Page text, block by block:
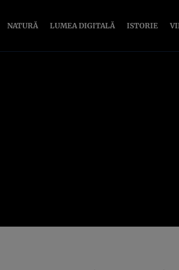
NATURĂ LUMEA DIGITALĂ ISTORIE